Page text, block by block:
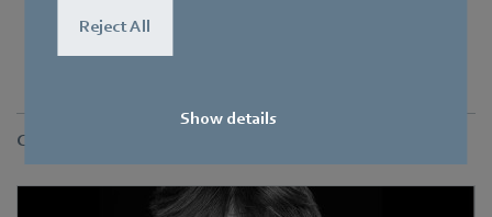
Reject All
Show details
Contact